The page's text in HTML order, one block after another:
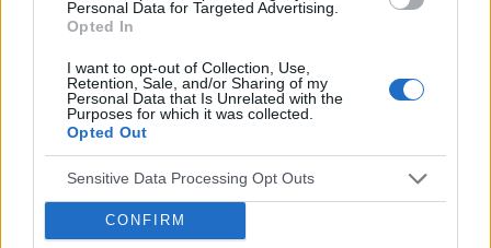
Personal Data for Targeted Advertising.
Opted In
I want to opt-out of Collection, Use,
Retention, Sale, and/or Sharing of my
Personal Data that Is Unrelated with the
Purposes for which it was collected.
Opted Out
Sensitive Data Processing Opt Outs
CONFIRM
Reklama: